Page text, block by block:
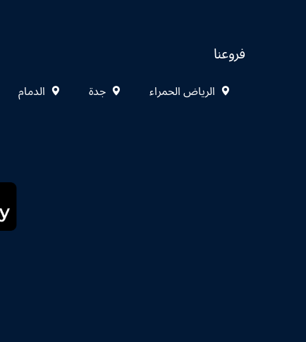
فروعنا
الرياض الحمراء جدة الدمام